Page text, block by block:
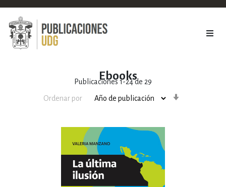
Ebooks
Publicaciones1-24de 29
Ordenar por